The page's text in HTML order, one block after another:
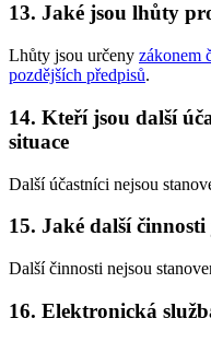
13. Jaké jsou lhůty
Lhůty jsou určeny zákonem
pozdějších předpisů.
14. Kteří jsou další
situace
Další účastníci nejsou
15. Jaké další
Další činnosti nejsou
16. Elektronická